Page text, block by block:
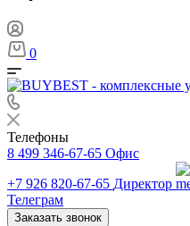
0
Телефоны
8 499 346-67-65 Офис
+7 926 820-67-65 Директор
Телеграм
Заказать звонок